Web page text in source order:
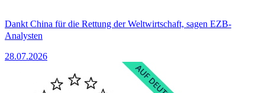
Dankt China für die Rettung der Weltwirtschaft, sagen EZB-
Analysten
28.07.2026